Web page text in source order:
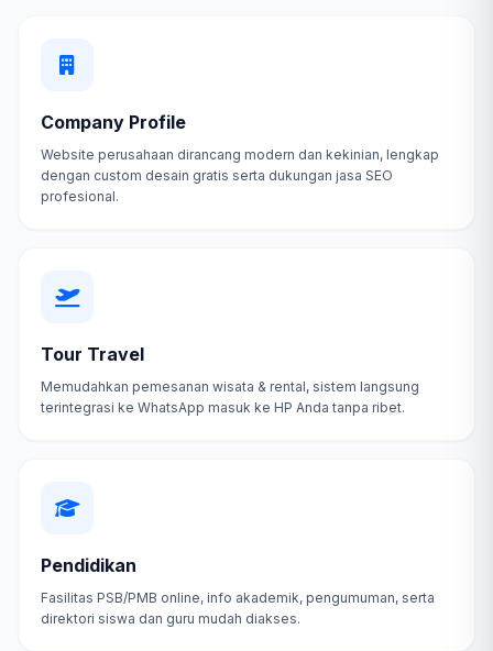
Company Profile
Website perusahaan dirancang modern dan kekinian, lengkap
dengan custom desain gratis serta dukungan jasa SEO
profesional.
Tour Travel
Memudahkan pemesanan wisata & rental, sistem langsung
terintegrasi ke WhatsApp masuk ke HP Anda tanpa ribet.
Pendidikan
Fasilitas PSB/PMB online, info akademik, pengumuman, serta
direktori siswa dan guru mudah diakses.